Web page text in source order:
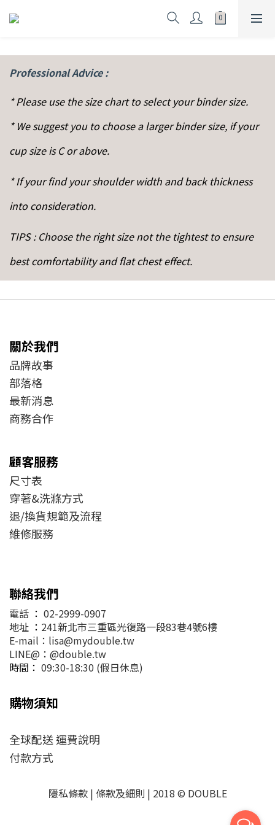
Professional Advice :
* Please use the size chart to select your binder size.
* We suggest you to choose a larger binder size, if your
cup size is C or above.
* If your find your shoulder width and back thickness
into consideration.
TIPS : Choose the right size not the tightest to ensure
best comfortability and flat chest effect.
關於我們
品牌故事
部落格
最新消息
商務合作
顧客服務
尺寸表
穿著&洗滌方式
退/換貨規範及流程
維修服務
聯絡我們
電話 ： 02-2999-0907
地址 ： 241新北市三重區光復路一段83巷4號6樓
E-mail：lisa@mydouble.tw
LINE@：@double.tw
時間： 09:30-18:30 (假日休息)
購物須知
全球配送 運費說明
付款方式
隱私條款 | 條款及細則 | 2018 © DOUBLE